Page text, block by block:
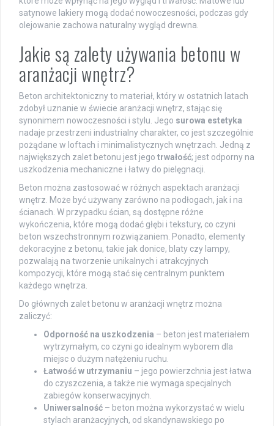
satynowe lakiery mogą dodać nowoczesności, podczas gdy
olejowanie zachowa naturalny wygląd drewna.
Jakie są zalety używania betonu w
aranżacji wnętrz?
Beton architektoniczny to materiał, który w ostatnich latach
zdobył uznanie w świecie aranżacji wnętrz, stając się
synonimem nowoczesności i stylu. Jego surowa estetyka
nadaje przestrzeni industrialny charakter, co jest szczególnie
pożądane w loftach i minimalistycznych wnętrzach. Jedną z
największych zalet betonu jest jego trwałość; jest odporny na
uszkodzenia mechaniczne i łatwy do pielęgnacji.
Beton można zastosować w różnych aspektach aranżacji
wnętrz. Może być używany zarówno na podłogach, jak i na
ścianach. W przypadku ścian, są dostępne różne
wykończenia, które mogą dodać głębi i tekstury, co czyni
beton wszechstronnym rozwiązaniem. Ponadto, elementy
dekoracyjne z betonu, takie jak donice, blaty czy lampy,
pozwalają na tworzenie unikalnych i atrakcyjnych
kompozycji, które mogą stać się centralnym punktem
każdego wnętrza.
Do głównych zalet betonu w aranżacji wnętrz można
zaliczyć:
Odporność na uszkodzenia – beton jest materiałem
wytrzymałym, co czyni go idealnym wyborem dla
miejsc o dużym natężeniu ruchu.
Łatwość w utrzymaniu – jego powierzchnia jest łatwa
do czyszczenia, a także nie wymaga specjalnych
zabiegów konserwacyjnych.
Uniwersalność – beton można wykorzystać w wielu
stylach aranżacyjnych, od skandynawskiego po